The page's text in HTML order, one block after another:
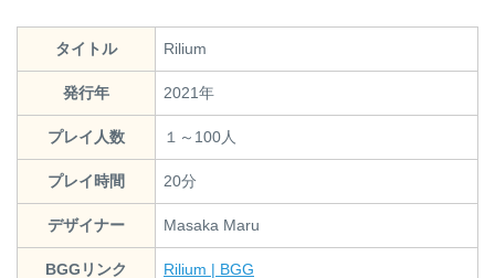
タイトル Rilium
発行年 2021年
プレイ人数 １～100人
プレイ時間 20分
デザイナー Masaka Maru
BGGリンク Rilium | BGG